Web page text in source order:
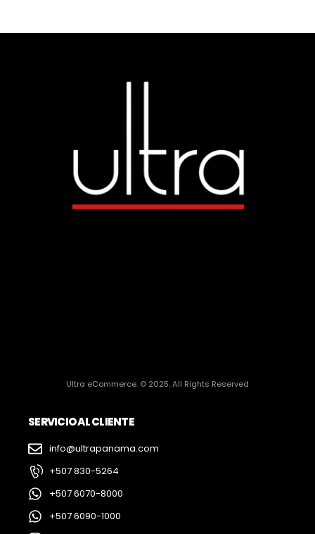
Ultra eCommerce. © 2025. All Rights Reserved
SERVICIO AL CLIENTE
info@ultrapanama.com
+507 830-5264
+507 6070-8000
+507 6090-1000